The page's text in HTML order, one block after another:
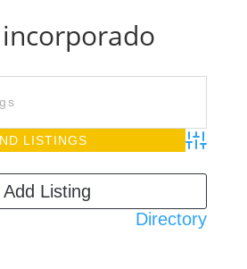
Advanced
Directory
Add Listing